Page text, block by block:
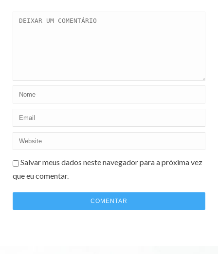
Salvar meus dados neste navegador para a próxima vez
que eu comentar.